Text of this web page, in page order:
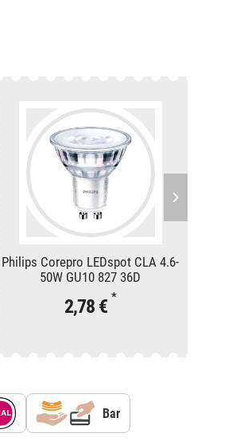
Philips Corepro LEDspot CLA 4.6-
50W GU10 827 36D
2,78 € *
Bar